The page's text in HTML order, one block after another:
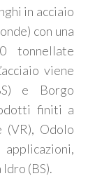
in acciaio
con una
tonnellate
viene
e Borgo
finiti a
(VR), Odolo
(BS).